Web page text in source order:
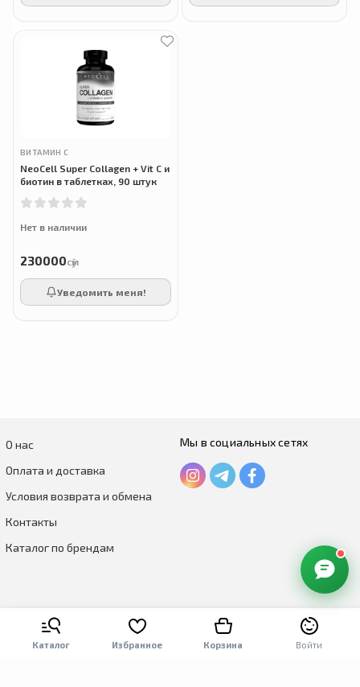
ВИТАМИН С
NeoCell Super Collagen + Vit C и
биотин в таблетках, 90 штук
Нет в наличии
230000сӯм
Уведомить меня!
Каталог Избранное Корзина Войти
О нас
Оплата и доставка
Условия возврата и обмена
Контакты
Каталог по брендам
Мы в социальных сетях
ВитаПомощник
Здравствуйте! 👋 Подберу витамины и отвечу на вопросы о
товарах и доставке. Напишите мне — отвечу сразу.